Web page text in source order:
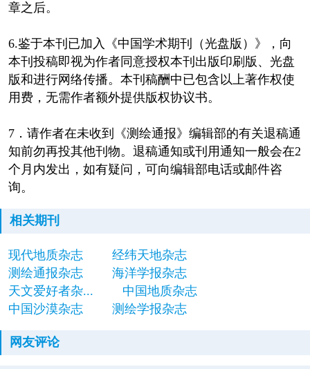
章之后。
6.鉴于本刊已加入《中国学术期刊（光盘版）》，向
本刊投稿即视为作者同意授权本刊出版印刷版、光盘
版和进行网络传播。本刊稿酬中已包含以上著作权使
用费，无需作者额外提供版权协议书。
7．请作者在未收到《测绘通报》编辑部的有关退稿通
知前勿再投其他刊物。退稿通知或刊用通知一般会在2
个月内发出，如有疑问，可向编辑部电话或邮件咨
询。
相关期刊
现代地质杂志
经纬天地杂志
测绘通报杂志
海洋学报杂志
天文爱好者杂...
中国地质杂志
中国沙漠杂志
测绘学报杂志
网友评论